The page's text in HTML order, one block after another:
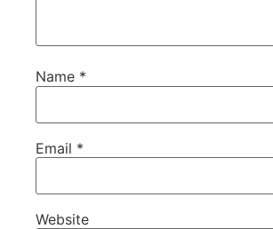
Name *
Email *
Website